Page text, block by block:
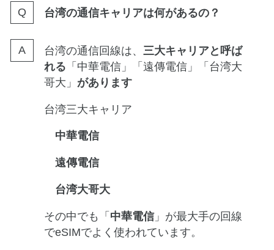
台湾の通信キャリアは何があるの？
台湾の通信回線は、 三大キャリアと呼ば
れる 「中華電信」「遠傳電信」「台湾大
哥大」 があります
台湾三大キャリア
中華電信
遠傳電信
台湾大哥大
その中でも「 中華電信」が最大手の回線
でeSIMでよく使われています。